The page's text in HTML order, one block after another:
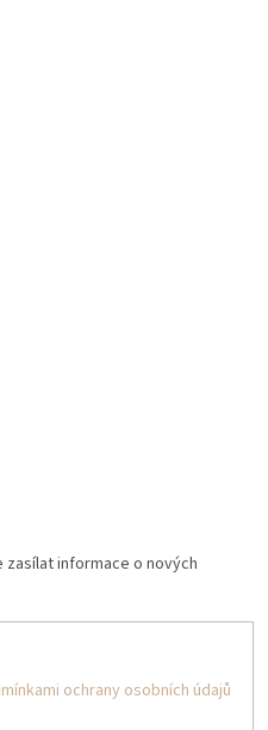
zasílat informace o nových
ochrany osobních údajů